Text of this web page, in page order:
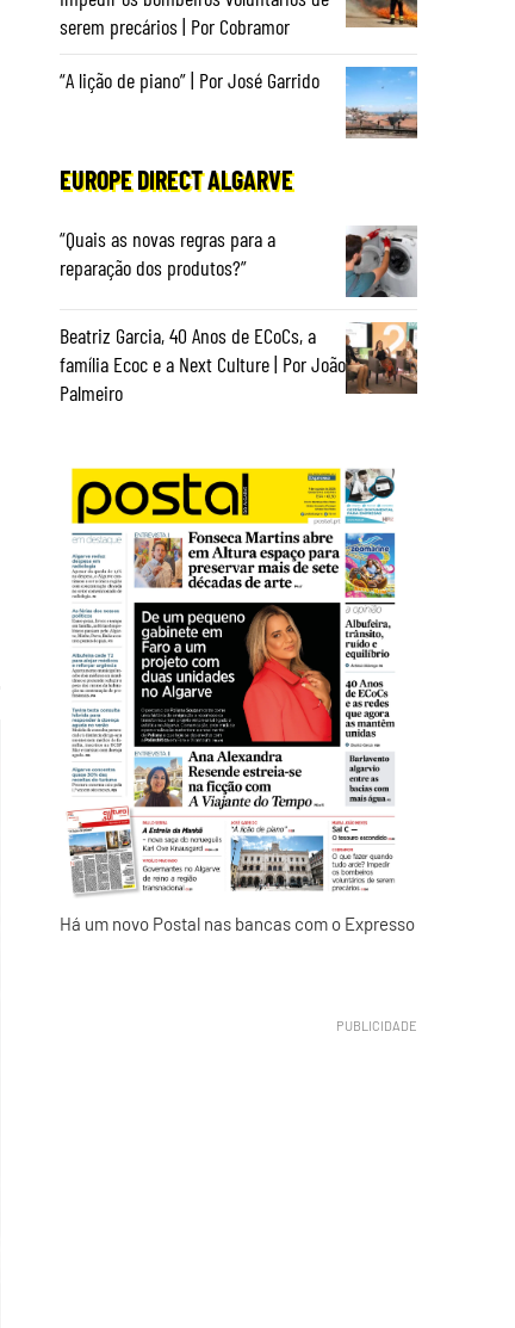
serem precários | Por Cobramor
“A lição de piano” | Por José Garrido
EUROPE DIRECT ALGARVE
“Quais as novas regras para a
reparação dos produtos?”
Beatriz Garcia, 40 Anos de ECoCs, a
família Ecoc e a Next Culture | Por João
Palmeiro
Há um novo Postal nas bancas com o Expresso